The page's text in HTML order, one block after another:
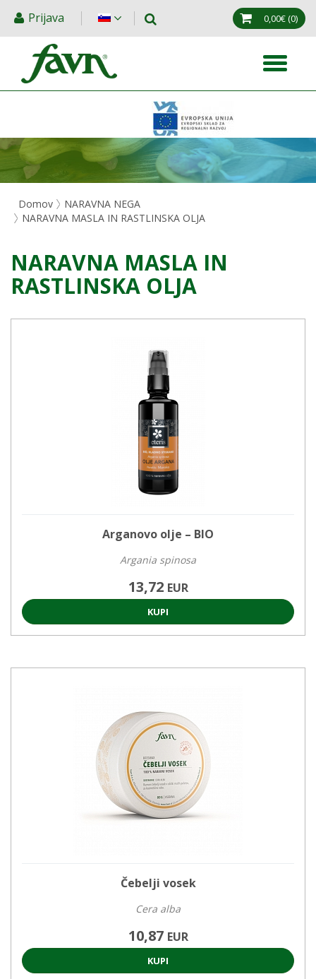
Prijava 0,00€(0)
Domov
NARAVNA NEGA
NARAVNA MASLA IN RASTLINSKA OLJA
NARAVNA MASLA IN
RASTLINSKA OLJA
Arganovo olje – BIO
Argania spinosa
13,72 EUR
KUPI
Čebelji vosek
Cera alba
10,87 EUR
KUPI